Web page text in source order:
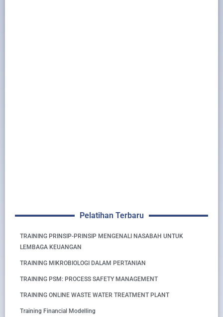
Pelatihan Terbaru
TRAINING PRINSIP-PRINSIP MENGENALI NASABAH UNTUK
LEMBAGA KEUANGAN
TRAINING MIKROBIOLOGI DALAM PERTANIAN
TRAINING PSM: PROCESS SAFETY MANAGEMENT
TRAINING ONLINE WASTE WATER TREATMENT PLANT
Training Financial Modelling